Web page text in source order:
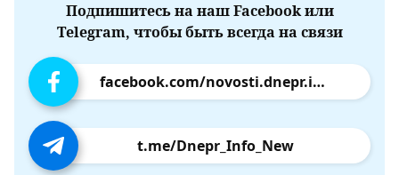
Подпишитесь на наш Facebook или
Telegram, чтобы быть всегда на связи
facebook.com/novosti.dnepr.info
t.me/Dnepr_Info_New